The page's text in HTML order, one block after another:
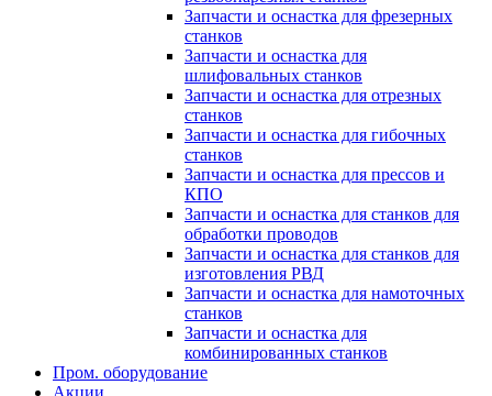
Запчасти и оснастка для фрезерных
станков
Запчасти и оснастка для
шлифовальных станков
Запчасти и оснастка для отрезных
станков
Запчасти и оснастка для гибочных
станков
Запчасти и оснастка для прессов и
КПО
Запчасти и оснастка для станков для
обработки проводов
Запчасти и оснастка для станков для
изготовления РВД
Запчасти и оснастка для намоточных
станков
Запчасти и оснастка для
комбинированных станков
Пром. оборудование
Акции